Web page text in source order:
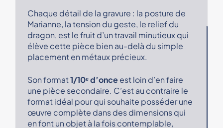
Chaque détail de la gravure : la posture de
Marianne, la tension du geste, le relief du
dragon, est le fruit d’un travail minutieux qui
élève cette pièce bien au-delà du simple
placement en métaux précieux.
Son format1/10ᵉ d’onceest loin d’en faire
une pièce secondaire. C’est au contraire le
format idéal pour qui souhaite posséder une
œuvre complète dans des dimensions qui
en font un objet à la fois contemplable,